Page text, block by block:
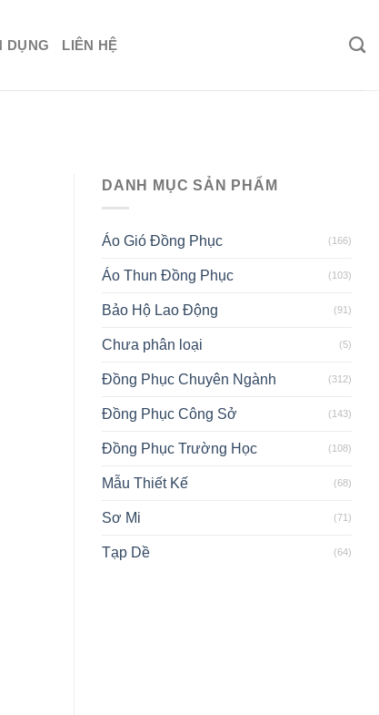
DỤNG LIÊN HỆ
DANH MỤC SẢN PHẨM
Áo Gió Đồng Phục (166)
Áo Thun Đồng Phục (103)
Bảo Hộ Lao Động (91)
Chưa phân loại (5)
Đồng Phục Chuyên Ngành (312)
Đồng Phục Công Sở (143)
Đồng Phục Trường Học (108)
Mẫu Thiết Kế (68)
Sơ Mi (71)
Tạp Dề (64)